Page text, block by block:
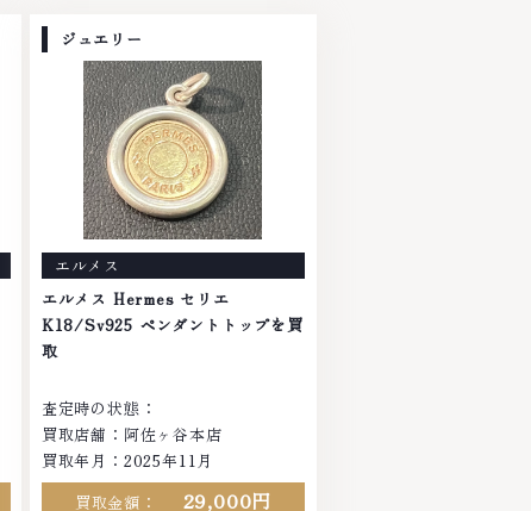
ジュエリー
エルメス
エルメス Hermes セリエ
K18/Sv925 ペンダントトップを買
取
査定時の状態：
買取店舗：阿佐ヶ谷本店
買取年月：2025年11月
買取金額：
29,000円